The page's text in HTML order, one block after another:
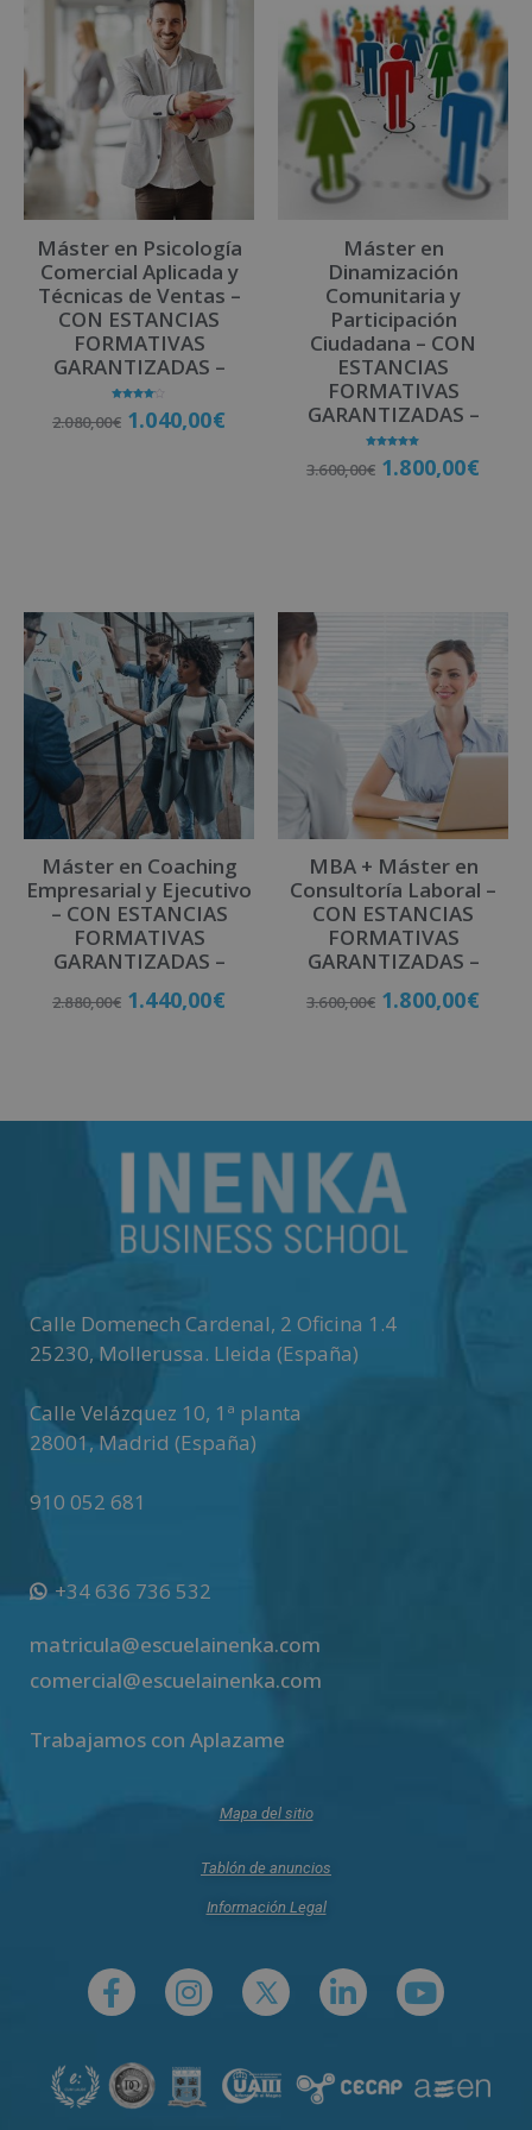
n
a
t
i
v
eMáster en Psicología
Comercial Aplicada y
Técnicas de Ventas –
CON ESTANCIAS
FORMATIVAS
GARANTIZADAS –
con
4.00
2.080,00€ 1.040,00€
Máster en
Dinamización
Comunitaria y
Participación
Ciudadana – CON
ESTANCIAS
FORMATIVAS
GARANTIZADAS –
con
5.00
3.600,00€ 1.800,00€
Máster en Coaching
Empresarial y Ejecutivo
– CON ESTANCIAS
FORMATIVAS
GARANTIZADAS –
2.880,00€ 1.440,00€
MBA + Máster en
Consultoría Laboral –
CON ESTANCIAS
FORMATIVAS
GARANTIZADAS –
3.600,00€ 1.800,00€
Calle Domenech Cardenal, 2 Oficina 1.4
25230, Mollerussa. Lleida (España)
Calle Velázquez 10, 1ª planta
28001,Madrid (España)
910 052 681
+34 636 736 532
matricula@escuelainenka.com
comercial@escuelainenka.com
Trabajamos con Aplazame
Mapa del sitio
Tablón de anuncios
Información Legal